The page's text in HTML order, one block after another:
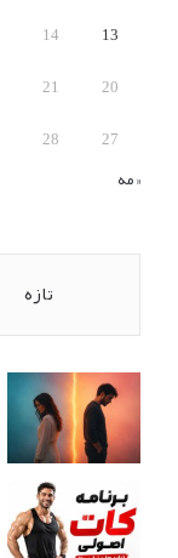
13
14
20
21
27
28
« مه
تازه